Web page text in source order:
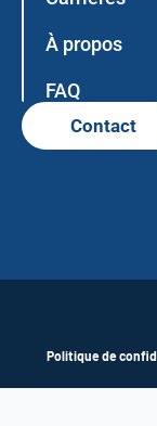
n
À propos
FAQ
Contact
Politique de